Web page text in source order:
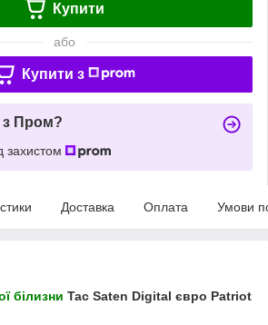
Купити
або
Купити з
з Пром?
захистом
Доставка Оплата Умови
білизни Tac Saten Digital євро Patriot